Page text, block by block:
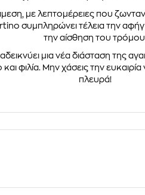
με λεπτομέρειες που
συμπληρώνει τέλεια την
την αίσθηση του
μια νέα διάσταση
φιλία. Μην χάσεις την
πλευρά!